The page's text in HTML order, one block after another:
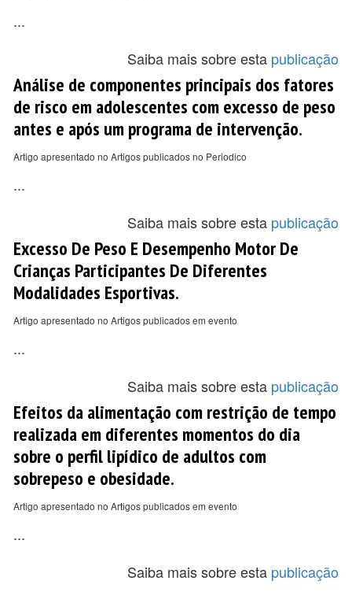
...
Saiba mais sobre esta publicação
Análise de componentes principais dos fatores
de risco em adolescentes com excesso de peso
antes e após um programa de intervenção.
Artigo apresentado no Artigos publicados no Periodico
...
Saiba mais sobre esta publicação
Excesso De Peso E Desempenho Motor De
Crianças Participantes De Diferentes
Modalidades Esportivas.
Artigo apresentado no Artigos publicados em evento
...
Saiba mais sobre esta publicação
Efeitos da alimentação com restrição de tempo
realizada em diferentes momentos do dia
sobre o perfil lipídico de adultos com
sobrepeso e obesidade.
Artigo apresentado no Artigos publicados em evento
...
Saiba mais sobre esta publicação